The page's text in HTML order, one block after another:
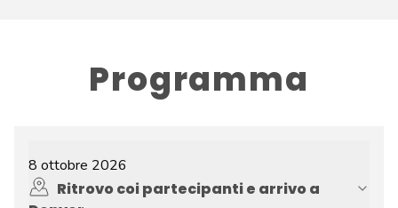
Programma
8 ottobre 2026
Ritrovo coi partecipanti e arrivo a